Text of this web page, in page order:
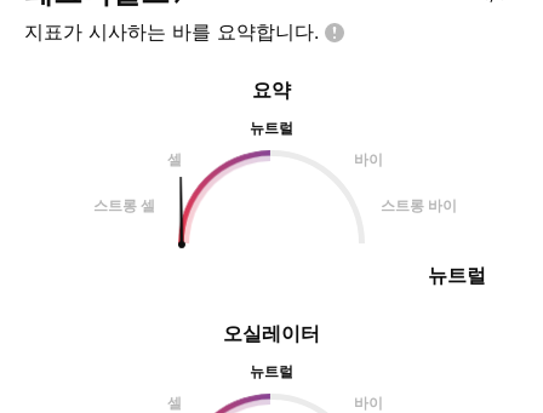
지표가 시사하는 바를 요약합니다.
오실레이터
뉴트럴
셀
바이
요약
뉴트럴
셀
바이
스트롱 셀 스트롱 바이
뉴트럴